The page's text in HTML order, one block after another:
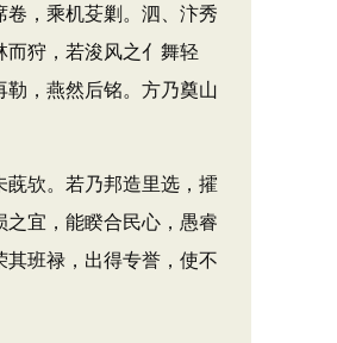
，乘机芟剿。泗、汴秀
狩，若浚风之亻舞轻
，燕然后铭。方乃奠山
欤。若乃邦造里选，攉
宜，能睽合民心，愚睿
班禄，出得专誉，使不